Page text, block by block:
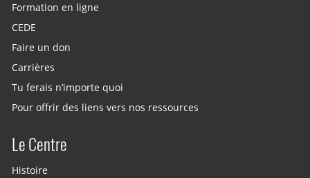
Formation en ligne
CEDE
Faire un don
Carrières
Tu ferais n’importe quoi
Pour offrir des liens vers nos ressources
Le Centre
Histoire